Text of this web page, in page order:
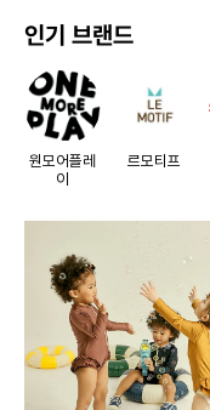
인기 브랜드
원모어플레
이
르모티프